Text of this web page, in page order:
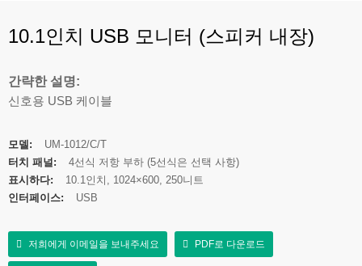
10.1인치 USB 모니터 (스피커 내장)
간략한 설명:
신호용 USB 케이블
모델:
UM-1012/C/T
터치 패널:
4선식 저항 부하 (5선식은 선택 사항)
표시하다:
10.1인치, 1024×600, 250니트
인터페이스:
USB
저희에게 이메일을 보내주세요 PDF로 다운로드